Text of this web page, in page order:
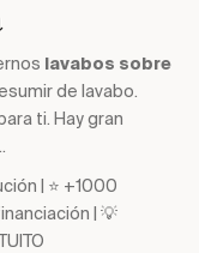
lavabos sobre
de lavabo.
ti. Hay gran
| ⭐ +1000
| 💡